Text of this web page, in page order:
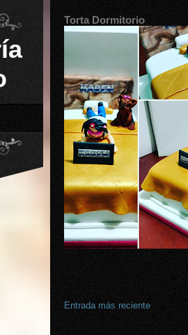
Torta Dormitorio
Entrada más reciente